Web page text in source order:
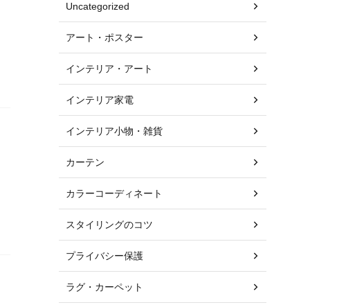
Uncategorized
アート・ポスター
インテリア・アート
インテリア家電
インテリア小物・雑貨
カーテン
カラーコーディネート
スタイリングのコツ
プライバシー保護
ラグ・カーペット